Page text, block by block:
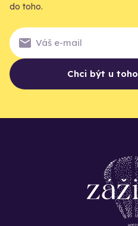
do toho.
Chci být u toho